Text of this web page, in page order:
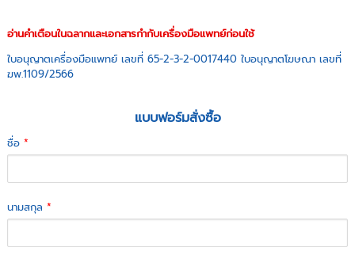
อ่านคำเตือนในฉลากและเอกสารกำกับเครื่องมือแพทย์ก่อนใช้
ใบอนุญาตเครื่องมือแพทย์ เลขที่ 65-2-3-2-0017440 ใบอนุญาตโฆษณา เลขที่
ฆพ.1109/2566
แบบฟอร์มสั่งซื้อ
ชื่อ*
นามสกุล*